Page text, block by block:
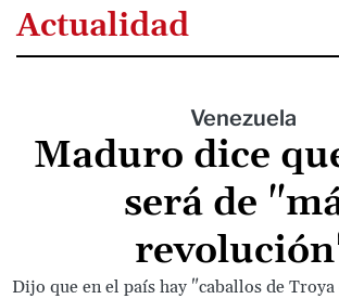
Actualidad
Venezuela
Maduro dice
será de
Dijo que en el país hay "caballos de Troya